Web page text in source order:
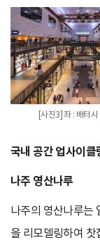
[사진3] 좌 : 배터
국내 공간 업사이클
나주 영산나루
나주의 영산나루는
을 리모델링하여